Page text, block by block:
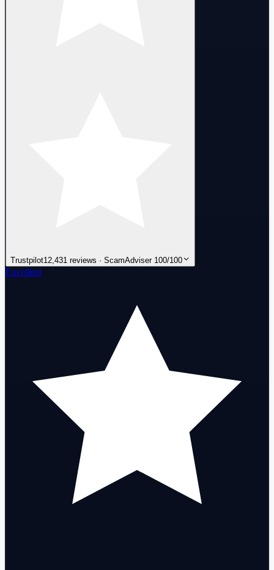
Trustpilot12,431 reviews · ScamAdviser 100/100
Excellent